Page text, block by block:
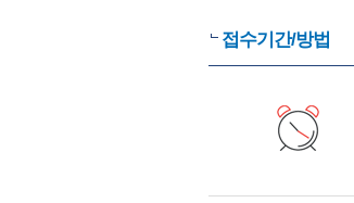
접수기간/방법